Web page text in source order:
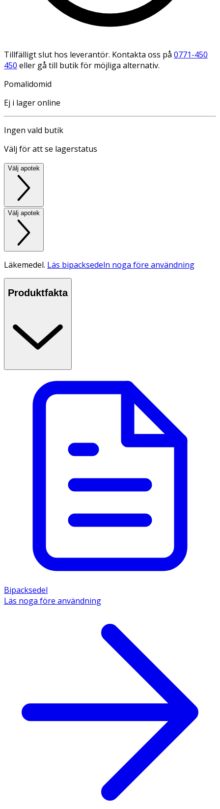
Tillfälligt slut hos leverantör. Kontakta oss på 0771-450
450 eller gå till butik för möjliga alternativ.
Pomalidomid
Ej i lager online
Ingen vald butik
Välj för att se lagerstatus
Välj apotek
Välj apotek
Läkemedel. Läs bipacksedeln noga före användning
Produktfakta
Bipacksedel
Läs noga före användning